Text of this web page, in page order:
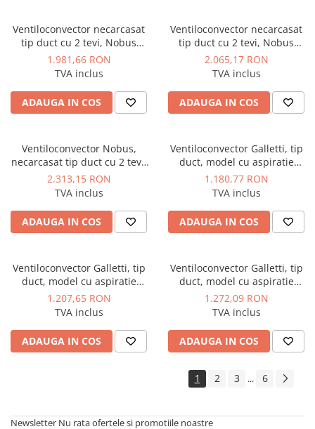
tensiune
Ventile liniare
Ventile electromagnetice
Automatizare centrala termica
Termostate aplicatii industriale
industriale
Echipamente pentru tratarea si
pomparea apei
Pompe de suprafata
Motopompe
Vase de expansiune pentru
hidrofor
Grupuri de pompare apa
Ventiloconvector necarcasat
tip duct cu 2 tevi, Nobus
model FC010 8,46 kw
1.981,66 RON
TVA inclus
ADAUGA IN COS
Ventiloconvector necarcasat
tip duct cu 2 tevi, Nobus
model FC012 9,83 kw
2.065,17 RON
TVA inclus
ADAUGA IN COS
Ventiloconvector Nobus,
necarcasat tip duct cu 2 tevi,
model FC014 11,11 kw
2.313,15 RON
TVA inclus
ADAUGA IN COS
Ventiloconvector Galletti, tip
duct, model cu aspiratie
dorsala Estro FC F1C 1,15 kw
1.180,77 RON
TVA inclus
ADAUGA IN COS
Ventiloconvector Galletti, tip
duct, model cu aspiratie
dorsala Estro FC F2C 1,54 kw
1.207,65 RON
TVA inclus
ADAUGA IN COS
Ventiloconvector Galletti, tip
duct, model cu aspiratie
dorsala Estro FC F3C 1,74 kw
1.272,09 RON
TVA inclus
ADAUGA IN COS
1 2 3 ... 6
Newsletter Nu rata ofertele si promotiile noastre